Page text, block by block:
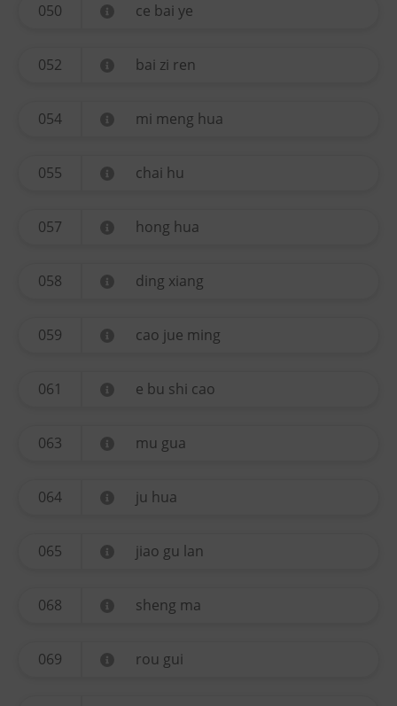
050 ce bai ye
052 bai zi ren
054 mi meng hua
055 chai hu
057 hong hua
058 ding xiang
059 cao jue ming
061 e bu shi cao
063 mu gua
064 ju hua
065 jiao gu lan
068 sheng ma
069 rou gui